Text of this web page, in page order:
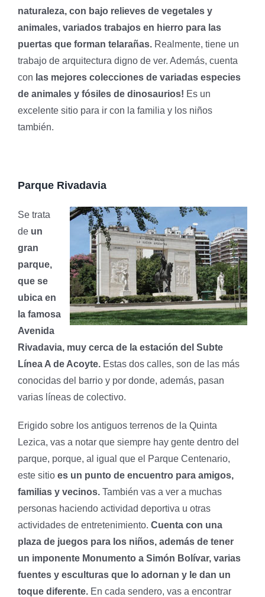
naturaleza, con bajo relieves de vegetales y
animales, variados trabajos en hierro para las
puertas que forman telarañas. Realmente, tiene un
trabajo de arquitectura digno de ver. Además, cuenta
con las mejores colecciones de variadas especies
de animales y fósiles de dinosaurios! Es un
excelente sitio para ir con la familia y los niños
también.
Parque Rivadavia
Se trata
de un
gran
parque,
que se
ubica en
la famosa
Avenida
Rivadavia, muy cerca de la estación del Subte
Línea A de Acoyte. Estas dos calles, son de las más
conocidas del barrio y por donde, además, pasan
varias líneas de colectivo.
Erigido sobre los antiguos terrenos de la Quinta
Lezica, vas a notar que siempre hay gente dentro del
parque, porque, al igual que el Parque Centenario,
este sitio es un punto de encuentro para amigos,
familias y vecinos. También vas a ver a muchas
personas haciendo actividad deportiva u otras
actividades de entretenimiento. Cuenta con una
plaza de juegos para los niños, además de tener
un imponente Monumento a Simón Bolívar, varias
fuentes y esculturas que lo adornan y le dan un
toque diferente. En cada sendero, vas a encontrar